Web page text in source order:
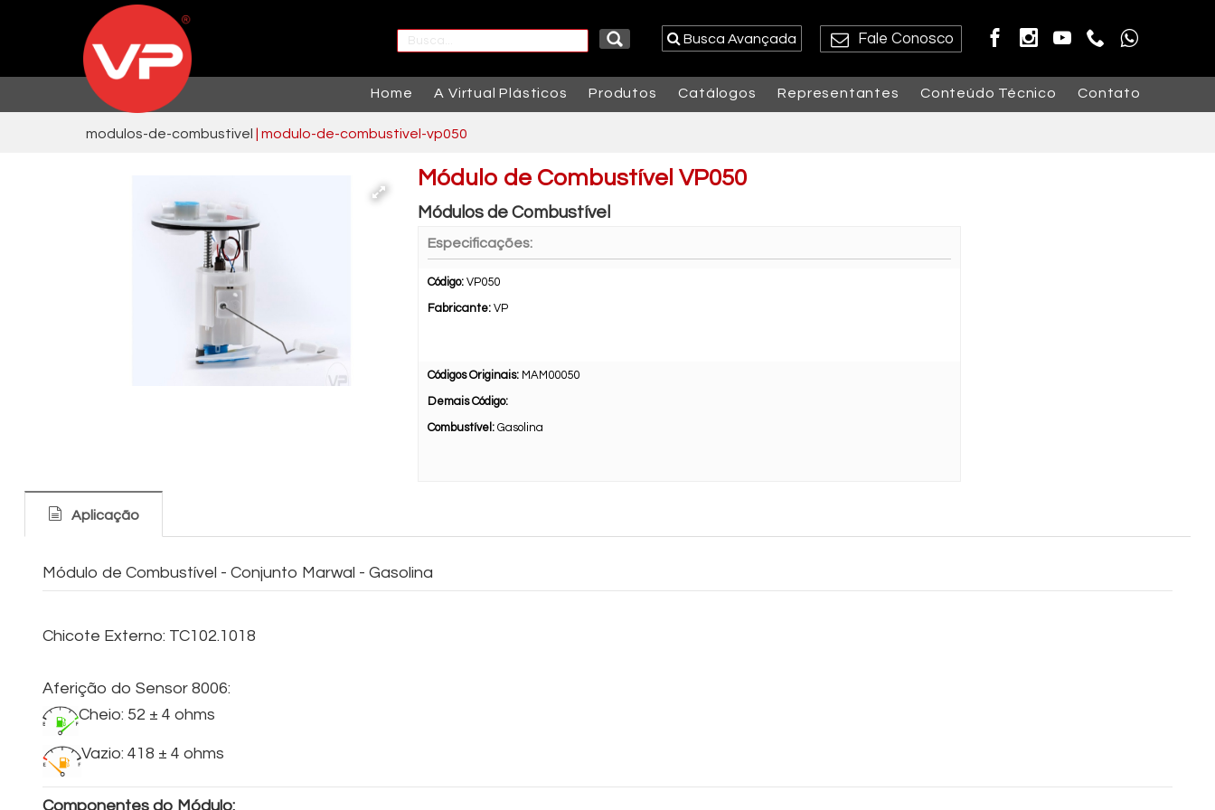
Fale Conosco
Busca Avançada
Home A Virtual Plásticos Produtos Catálogos Representantes Conteúdo Técnico Contato
modulos-de-combustivel | modulo-de-combustivel-vp050
Módulo de Combustível VP050
Módulos de Combustível
Especificações:
Código: VP050
Fabricante: VP
Códigos Originais: MAM00050
Demais Código:
Combustível: Gasolina
Aplicação
Módulo de Combustível - Conjunto Marwal - Gasolina
Chicote Externo: TC102.1018
Aferição do Sensor 8006:
Cheio: 52 ± 4 ohms
Vazio: 418 ± 4 ohms
Componentes do Módulo: